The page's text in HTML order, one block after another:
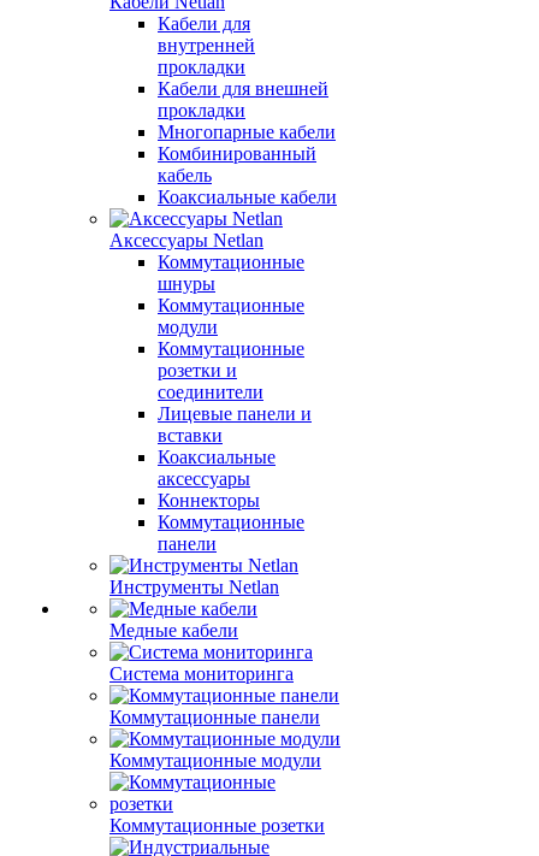
Кабели для
внутренней
прокладки
Кабели для внешней
прокладки
Многопарные кабели
Комбинированный
кабель
Коаксиальные кабели
Аксессуары Netlan
Коммутационные
шнуры
Коммутационные
модули
Коммутационные
розетки и
соединители
Лицевые панели и
вставки
Коаксиальные
аксессуары
Коннекторы
Коммутационные
панели
Инструменты Netlan
Медные кабели
Система мониторинга
Коммутационные панели
Коммутационные модули
Коммутационные розетки